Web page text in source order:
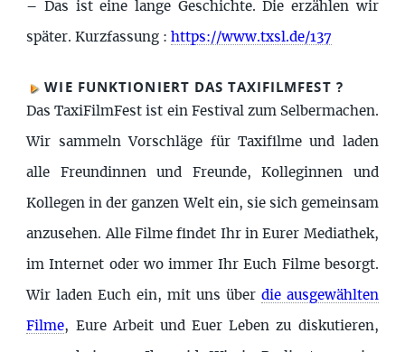
– Das ist eine lange Geschichte. Die erzählen wir
später. Kurzfassung : https://www.txsl.de/137
WIE FUNKTIONIERT DAS TAXIFILMFEST ?
Das TaxiFilmFest ist ein Festival zum Selbermachen.
Wir sammeln Vorschläge für Taxifilme und laden
alle Freundinnen und Freunde, Kolleginnen und
Kollegen in der ganzen Welt ein, sie sich gemeinsam
anzusehen. Alle Filme findet Ihr in Eurer Mediathek,
im Internet oder wo immer Ihr Euch Filme besorgt.
Wir laden Euch ein, mit uns über die ausgewählten
Filme, Eure Arbeit und Euer Leben zu diskutieren,